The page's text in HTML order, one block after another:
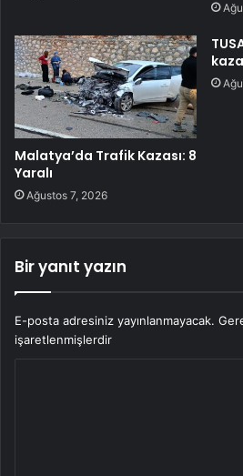
Malatya’da Trafik Kazası: 8
Yaralı
Ağustos 7, 2026
Bir yanıt yazın
E-posta adresiniz yayınlanmayacak.
işaretlenmişlerdir